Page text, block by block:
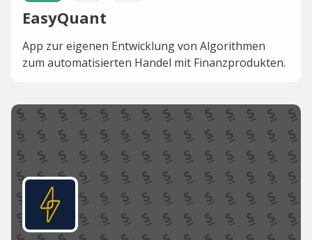
EasyQuant
App zur eigenen Entwicklung von Algorithmen
zum automatisierten Handel mit Finanzprodukten.